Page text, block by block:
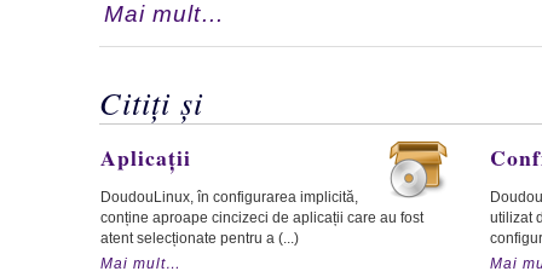
Mai mult…
Citiți și
Aplicații
DoudouLinux, în configurarea implicită,
conține aproape cincizeci de aplicații care au fost
atent selecționate pentru a (...)
Mai mult…
utilizat
Mai